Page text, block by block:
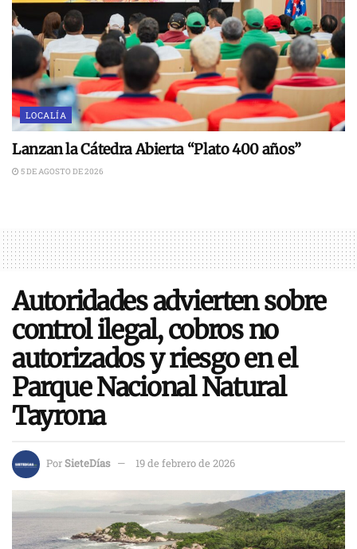
LOCALÍA
Lanzan la Cátedra Abierta “Plato 400 años”
5 DE AGOSTO DE 2026
Autoridades advierten sobre
control ilegal, cobros no
autorizados y riesgo en el
Parque Nacional Natural
Tayrona
PorSieteDías 19 de febrero de 2026